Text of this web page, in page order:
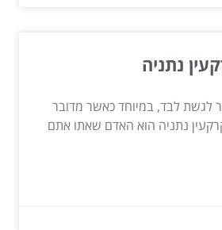
נתניה
לגשת לבד, במיוחד כאשר מדובר
נתניה הוא האדם שאתו אתם